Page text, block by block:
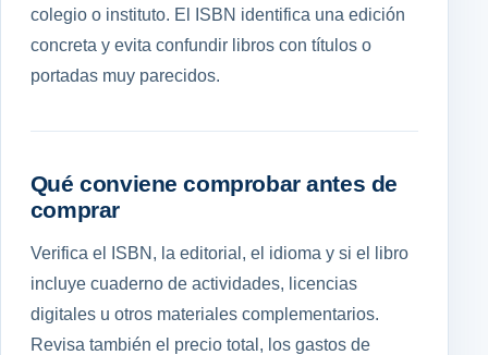
colegio o instituto. El ISBN identifica una edición
concreta y evita confundir libros con títulos o
portadas muy parecidos.
Qué conviene comprobar antes de
comprar
Verifica el ISBN, la editorial, el idioma y si el libro
incluye cuaderno de actividades, licencias
digitales u otros materiales complementarios.
Revisa también el precio total, los gastos de